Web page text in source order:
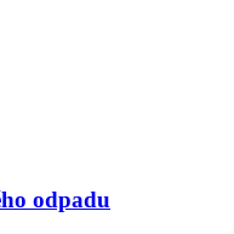
odpadu